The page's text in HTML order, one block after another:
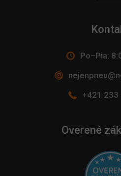
Po–Pia:
+421 233
Overené